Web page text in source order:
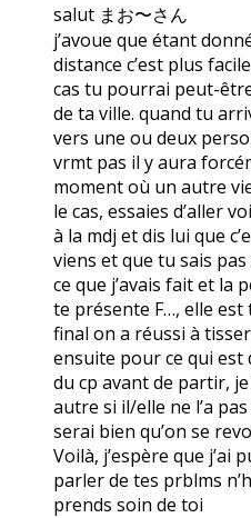
salut まお〜さん
j’avoue que étant
distance c’est plus
cas tu pourrai peut-
de ta ville. quand tu
vers une ou deux
vrmt pas il y aura
moment où un autre
le cas, essaies d’aller
à la mdj et dis lui que
viens et que tu sais
ce que j’avais fait et la
te présente F…, elle
final on a réussi à
ensuite pour ce qui est
du cp avant de partir,
autre si il/elle ne l’a
serai bien qu’on se
Voilà, j’espère que j’ai
parler de tes prblms
prends soin de toi